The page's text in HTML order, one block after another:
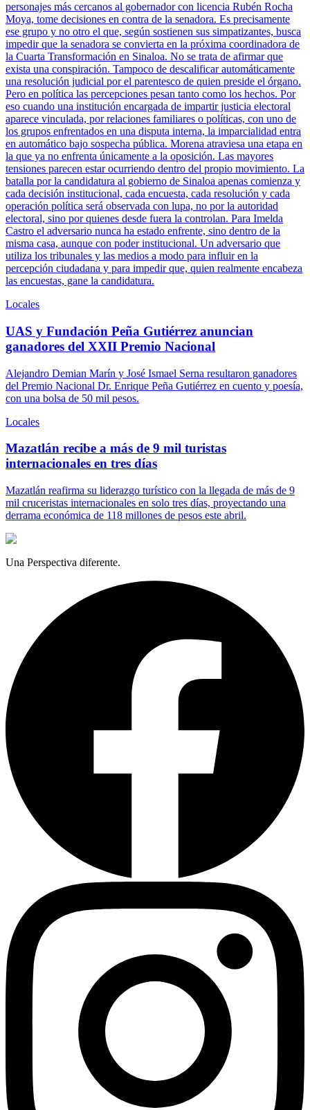
personajes más cercanos al gobernador con licencia Rubén Rocha
Moya, tome decisiones en contra de la senadora. Es precisamente
ese grupo y no otro el que, según sostienen sus simpatizantes, busca
impedir que la senadora se convierta en la próxima coordinadora de
la Cuarta Transformación en Sinaloa. No se trata de afirmar que
exista una conspiración. Tampoco de descalificar automáticamente
una resolución judicial por el parentesco de quien preside el órgano.
Pero en política las percepciones pesan tanto como los hechos. Por
eso cuando una institución encargada de impartir justicia electoral
aparece vinculada, por relaciones familiares o políticas, con uno de
los grupos enfrentados en una disputa interna, la imparcialidad entra
en automático bajo sospecha pública. Morena atraviesa una etapa en
la que ya no enfrenta únicamente a la oposición. Las mayores
tensiones parecen estar ocurriendo dentro del propio movimiento. La
batalla por la candidatura al gobierno de Sinaloa apenas comienza y
cada decisión institucional, cada encuesta, cada resolución y cada
operación política será observada con lupa, no por la autoridad
electoral, sino por quienes desde fuera la controlan. Para Imelda
Castro el adversario nunca ha estado enfrente, sino dentro de la
misma casa, aunque con poder institucional. Un adversario que
utiliza los tribunales y las medios a modo para influir en la
percepción ciudadana y para impedir que, quien realmente encabeza
las encuestas, gane la candidatura.
Locales
UAS y Fundación Peña Gutiérrez anuncian
ganadores del XXII Premio Nacional
Alejandro Demian Marín y José Ismael Serna resultaron ganadores
del Premio Nacional Dr. Enrique Peña Gutiérrez en cuento y poesía,
con una bolsa de 50 mil pesos.
Locales
Mazatlán recibe a más de 9 mil turistas
internacionales en tres días
Mazatlán reafirma su liderazgo turístico con la llegada de más de 9
mil cruceristas internacionales en solo tres días, proyectando una
derrama económica de 118 millones de pesos este abril.
Una Perspectiva diferente.